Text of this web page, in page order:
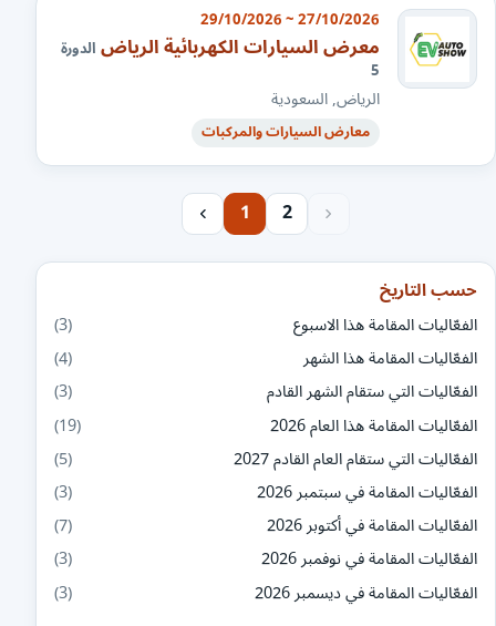
27/10/2026 ~ 29/10/2026
معرض السيارات الكهربائية الرياضالدورة
5
الرياض, السعودية
معارض السيارات والمركبات
1 2
حسب التاريخ
الفعّاليات المقامة هذا الاسبوع
(3)
الفعّاليات المقامة هذا الشهر
(4)
الفعّاليات التي ستقام الشهر القادم
(3)
الفعّاليات المقامة هذا العام 2026
(19)
الفعّاليات التي ستقام العام القادم 2027
(5)
الفعّاليات المقامة في سبتمبر 2026
(3)
الفعّاليات المقامة في أكتوبر 2026
(7)
الفعّاليات المقامة في نوفمبر 2026
(3)
الفعّاليات المقامة في ديسمبر 2026
(3)